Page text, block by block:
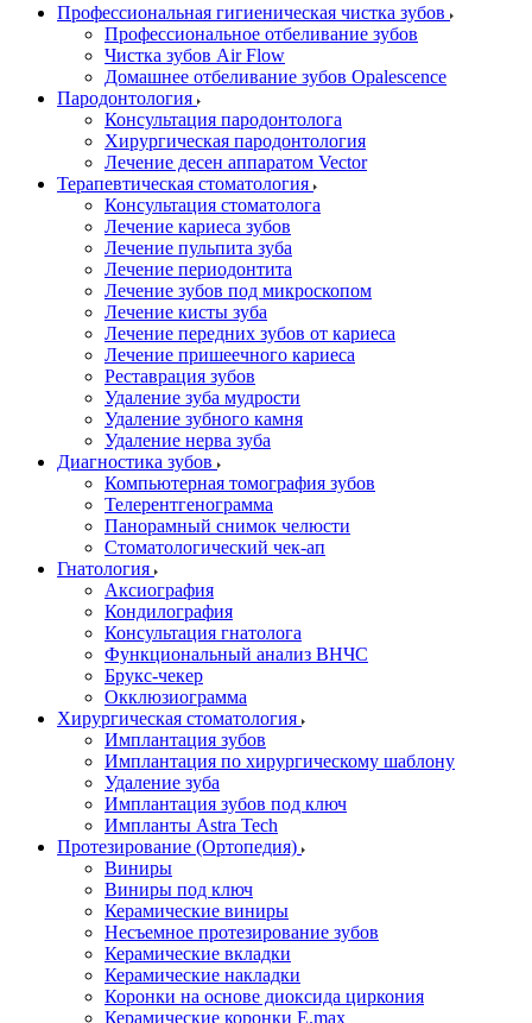
Профессиональная гигиеническая чистка зубов
Профессиональное отбеливание зубов
Чистка зубов Air Flow
Домашнее отбеливание зубов Opalescence
Пародонтология
Консультация пародонтолога
Хирургическая пародонтология
Лечение десен аппаратом Vector
Терапевтическая стоматология
Консультация стоматолога
Лечение кариеса зубов
Лечение пульпита зуба
Лечение периодонтита
Лечение зубов под микроскопом
Лечение кисты зуба
Лечение передних зубов от кариеса
Лечение пришеечного кариеса
Реставрация зубов
Удаление зуба мудрости
Удаление зубного камня
Удаление нерва зуба
Диагностика зубов
Компьютерная томография зубов
Телерентгенограмма
Панорамный снимок челюсти
Стоматологический чек-ап
Гнатология
Аксиография
Кондилография
Консультация гнатолога
Функциональный анализ ВНЧС
Брукс-чекер
Окклюзиограмма
Хирургическая стоматология
Имплантация зубов
Имплантация по хирургическому шаблону
Удаление зуба
Имплантация зубов под ключ
Импланты Astra Tech
Протезирование (Ортопедия)
Виниры
Виниры под ключ
Керамические виниры
Несъемное протезирование зубов
Керамические вкладки
Керамические накладки
Коронки на основе диоксида циркония
Керамические коронки E.max